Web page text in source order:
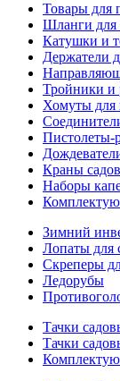
Товары для
Шланги для
Катушки и
Держатели
Тройники и
Хомуты для
Пистолеты-
Краны
Наборы
Зимний
Лопаты для
Скреперы
Ледорубы
Тачки
Тачки